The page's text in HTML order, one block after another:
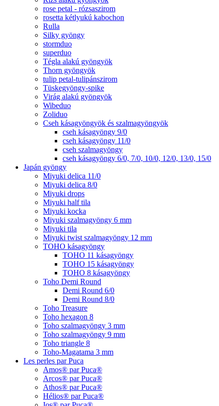
rose petal - rózsaszirom
rosetta kétlyukú kabochon
Rulla
Silky gyöngy
stormduo
superduo
Tégla alakú gyöngyök
Thorn gyöngyök
tulip petal-tulipánszirom
Tüskegyöngy-spike
Virág alakú gyöngyök
Wibeduo
Zoliduo
Cseh kásagyöngyök és szalmagyöngyök
cseh kásagyöngy 9/0
cseh kásagyöngy 11/0
cseh szalmagyöngy
cseh kásagyöngy 6/0, 7/0, 10/0, 12/0, 13/0, 15/0
Japán gyöngy
Miyuki delica 11/0
Miyuki delica 8/0
Miyuki drops
Miyuki half tila
Miyuki kocka
Miyuki szalmagyöngy 6 mm
Miyuki tila
Miyuki twist szalmagyöngy 12 mm
TOHO kásagyöngy
TOHO 11 kásagyöngy
TOHO 15 kásagyöngy
TOHO 8 kásagyöngy
Toho Demi Round
Demi Round 6/0
Demi Round 8/0
Toho Treasure
Toho hexagon 8
Toho szalmagyöngy 3 mm
Toho szalmagyöngy 9 mm
Toho triangle 8
Toho-Magatama 3 mm
Les perles par Puca
Amos® par Puca®
Arcos® par Puca®
Athos® par Puca®
Hélios® par Puca®